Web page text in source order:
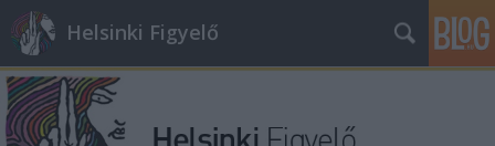
Helsinki Figyelő